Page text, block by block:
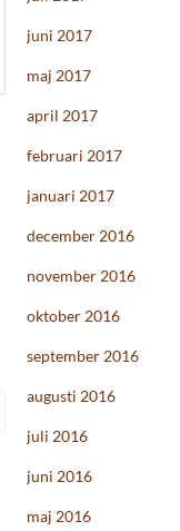
juni 2017
maj 2017
april 2017
februari 2017
januari 2017
december 2016
november 2016
oktober 2016
september 2016
augusti 2016
juli 2016
juni 2016
maj 2016